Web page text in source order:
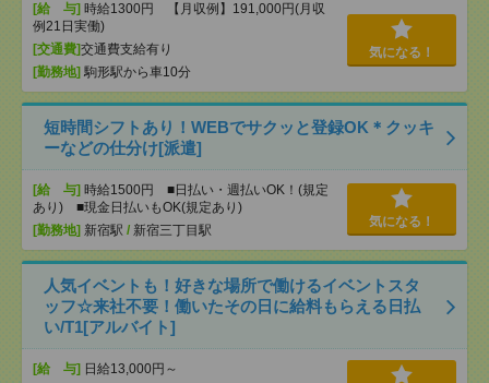
[給 与] 時給1300円 【月収例】191,000円(月収
例21日実働)
[交通費]交通費支給有り
[勤務地] 駒形駅から車10分
気になる！
短時間シフトあり！WEBでサクッと登録OK＊クッキ
ーなどの仕分け[派遣]
[給 与] 時給1500円 ■日払い・週払いOK！(規定
あり) ■現金日払いもOK(規定あり)
[勤務地] 新宿駅 / 新宿三丁目駅
気になる！
人気イベントも！好きな場所で働けるイベントスタ
ッフ☆来社不要！働いたその日に給料もらえる日払
い/T1[アルバイト]
[給 与] 日給13,000円～